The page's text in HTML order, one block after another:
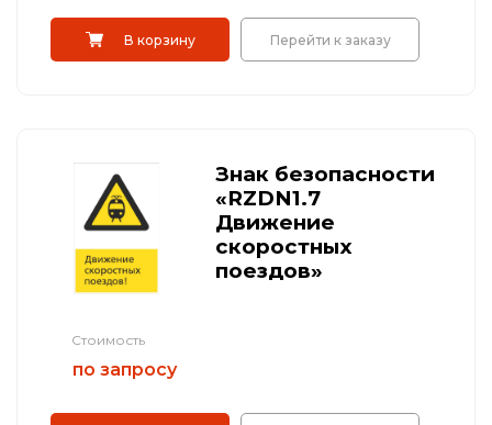
В корзину Перейти к заказу
Знак безопасности
«RZDN1.7
Движение
скоростных
поездов»
Стоимость
по запросу